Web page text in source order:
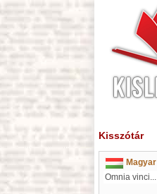
Kisszótár
Magyar
Omnia vinci...